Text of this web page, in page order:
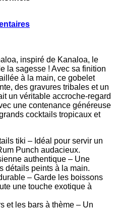
inspiré de Kanaloa, le
la sagesse ! Avec sa finition
à la main, ce gobelet
des gravures tribales et un
un véritable accroche-regard
une contenance généreuse
cocktails tropicaux et
tiki – Idéal pour servir un
Punch audacieux.
authentique – Une
détails peints à la main.
– Garde les boissons
une touche exotique à
et les bars à thème – Un